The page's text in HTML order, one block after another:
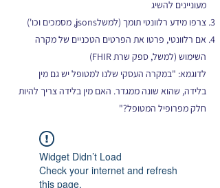
מעוניינים להשיג
צרפו מידע רלוונטי תומך (למשלjsons, מסמכים וכו')
אם רלוונטי, פרטו את הפרטים הטכניים של מקרה
השימוש (למשל, ספק שרת FHIR)
לדוגמא: "במקרה העסקי שלנו למטופל יש גם מין
בלידה, שהוא שונה ממגדר. האם מין בלידה צריך להיות
חלק מפרופיל המטופל?"
Widget Didn’t Load
Check your internet and refresh
this page.